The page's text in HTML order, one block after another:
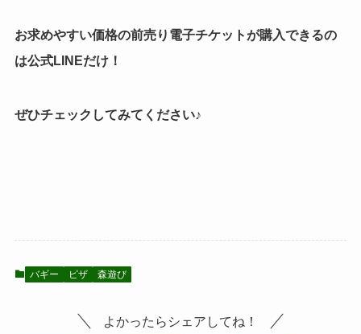
お求めやすい価格の前売り電子チケットが購入できるの
は公式LINEだけ！
ぜひチェックしてみてください♪
バギー ピザ 森遊び
よかったらシェアしてね！